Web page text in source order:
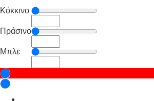
Κόκκινο
Πράσινο
Μπλε